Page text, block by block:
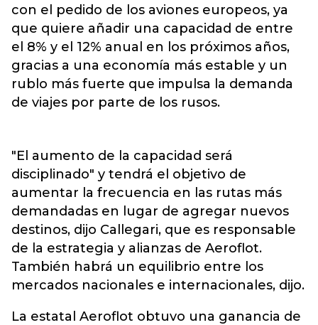
con el pedido de los aviones europeos, ya
que quiere añadir una capacidad de entre
el 8% y el 12% anual en los próximos años,
gracias a una economía más estable y un
rublo más fuerte que impulsa la demanda
de viajes por parte de los rusos.
"El aumento de la capacidad será
disciplinado" y tendrá el objetivo de
aumentar la frecuencia en las rutas más
demandadas en lugar de agregar nuevos
destinos, dijo Callegari, que es responsable
de la estrategia y alianzas de Aeroflot.
También habrá un equilibrio entre los
mercados nacionales e internacionales, dijo.
La estatal Aeroflot obtuvo una ganancia de